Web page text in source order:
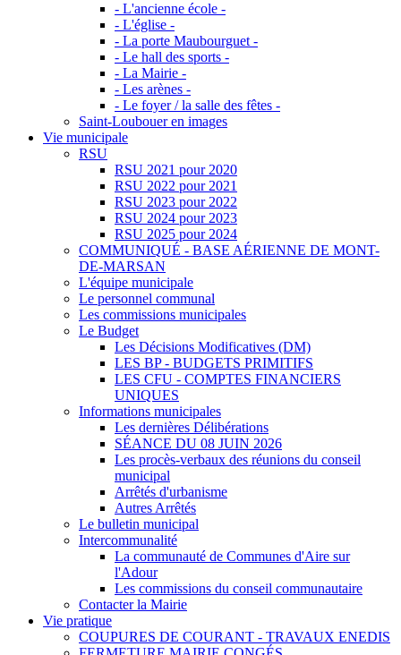
- L'ancienne école -
- L'église -
- La porte Maubourguet -
- Le hall des sports -
- La Mairie -
- Les arènes -
- Le foyer / la salle des fêtes -
Saint-Loubouer en images
Vie municipale
RSU
RSU 2021 pour 2020
RSU 2022 pour 2021
RSU 2023 pour 2022
RSU 2024 pour 2023
RSU 2025 pour 2024
COMMUNIQUÉ - BASE AÉRIENNE DE MONT-
DE-MARSAN
L'équipe municipale
Le personnel communal
Les commissions municipales
Le Budget
Les Décisions Modificatives (DM)
LES BP - BUDGETS PRIMITIFS
LES CFU - COMPTES FINANCIERS
UNIQUES
Informations municipales
Les dernières Délibérations
SÉANCE DU 08 JUIN 2026
Les procès-verbaux des réunions du conseil
municipal
Arrêtés d'urbanisme
Autres Arrêtés
Le bulletin municipal
Intercommunalité
La communauté de Communes d'Aire sur
l'Adour
Les commissions du conseil communautaire
Contacter la Mairie
Vie pratique
COUPURES DE COURANT - TRAVAUX ENEDIS